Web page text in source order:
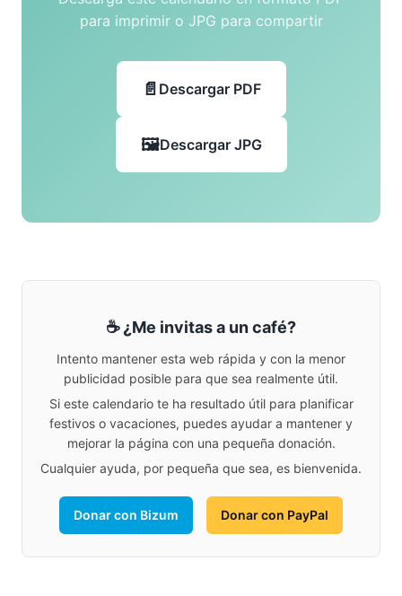
para imprimir o JPG para compartir
Descargar PDF
Descargar JPG
☕ ¿Me invitas a un café?
Intento mantener esta web rápida y con la menor
publicidad posible para que sea realmente útil.
Si este calendario te ha resultado útil para planificar
festivos o vacaciones, puedes ayudar a mantener y
mejorar la página con una pequeña donación.
Cualquier ayuda, por pequeña que sea, es bienvenida.
Donar con Bizum Donar con PayPal